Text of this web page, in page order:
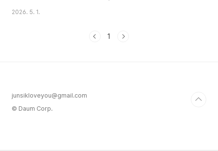
고 나서야 쿠션이 제대로 먹히기 시작했습니다. 스킨케어 단계가 쿠션 밀림을
다. 저도 그랬습니다. 그런데 실제로는 쿠션을 올리기 전 피부 상태가 결과를 거
2026. 5. 1.
1
junsikloveyou@gmail.com
© Daum Corp.